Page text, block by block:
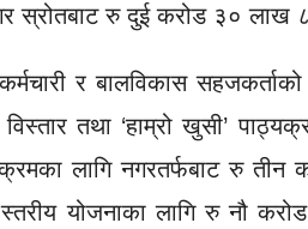
स्रोतबाट रु दुई करोड ३० लाख
कर्मचारी र बालविकास
तथा ‘हाम्रो खुसी’
लागि नगरतर्फबाट रु
स्तरीय योजनाका लागि रु नौ